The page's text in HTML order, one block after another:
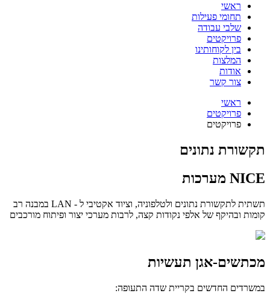
ראשי
תחומי פעילות
שלבי עבודה
פרויקטים
בין לקוחותינו
המלצות
אודות
צור קשר
ראשי
פרויקטים
פרויקטים
תקשורת נתונים
NICE מערכות
תשתית לתקשורת נתונים ולטלפוניה, וציוד אקטיבי ל - LAN במבנה רב
קומות ובהיקף של אלפי נקודות קצה, לרבות מערכי יצור ופיתוח מורכבים
מכתשים-אגן תעשיות
במשרדים החדשים בקריית שדה התעופה: